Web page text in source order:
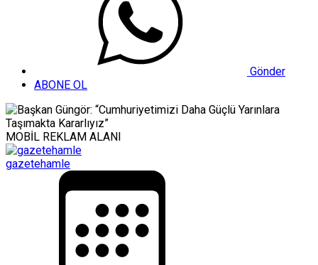
Gönder
ABONE OL
MOBİL REKLAM ALANI
gazetehamle